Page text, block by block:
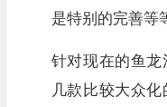
是特别的完善等
针对现在的鱼
几款比较大众